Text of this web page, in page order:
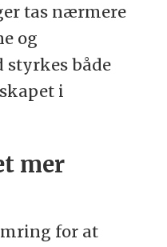
tas nærmere
og
styrkes både
i
mer
for at